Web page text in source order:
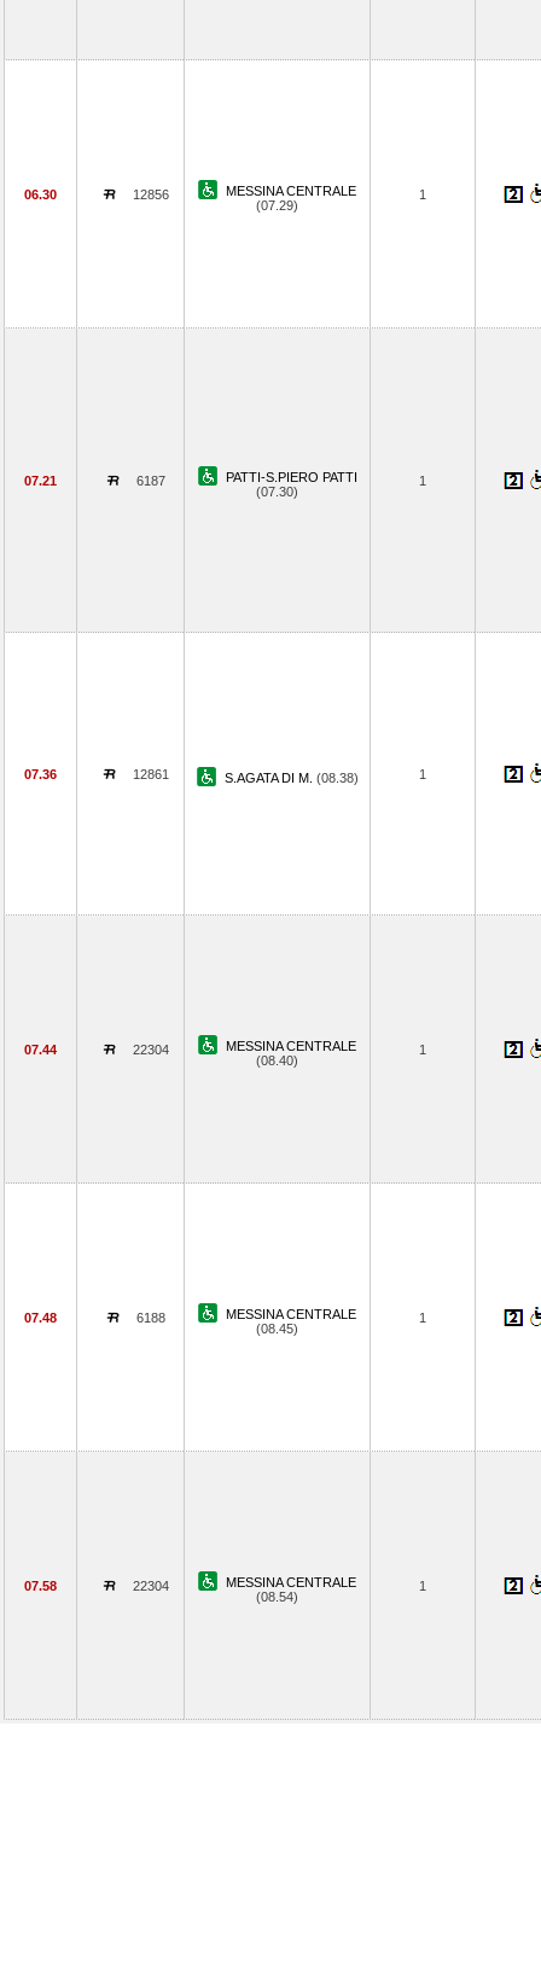
06.30 12856
MESSINA CENTRALE
(07.29)
1
07.21 6187
PATTI-S.PIERO PATTI
(07.30)
1
07.36 12861 S.AGATA DI M. (08.38) 1
07.44 22304
MESSINA CENTRALE
(08.40)
1
07.48 6188
MESSINA CENTRALE
(08.45)
1
07.58 22304
MESSINA CENTRALE
(08.54)
1